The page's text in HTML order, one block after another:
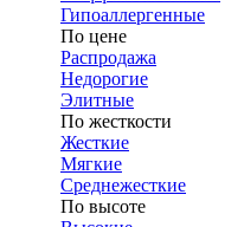
Гипоаллергенные
По цене
Распродажа
Недорогие
Элитные
По жесткости
Жесткие
Мягкие
Среднежесткие
По высоте